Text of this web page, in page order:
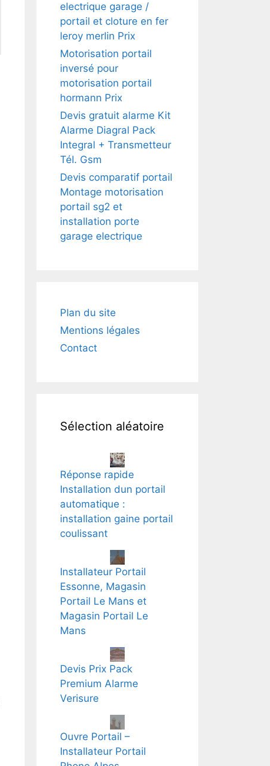
electrique garage /
portail et cloture en fer
leroy merlin Prix
Motorisation portail
inversé pour
motorisation portail
hormann Prix
Devis gratuit alarme Kit
Alarme Diagral Pack
Integral + Transmetteur
Tél. Gsm
Devis comparatif portail
Montage motorisation
portail sg2 et
installation porte
garage electrique
Plan du site
Mentions légales
Contact
Sélection aléatoire
Réponse rapide
Installation dun portail
automatique :
installation gaine portail
coulissant
Installateur Portail
Essonne, Magasin
Portail Le Mans et
Magasin Portail Le
Mans
Devis Prix Pack
Premium Alarme
Verisure
Ouvre Portail –
Installateur Portail